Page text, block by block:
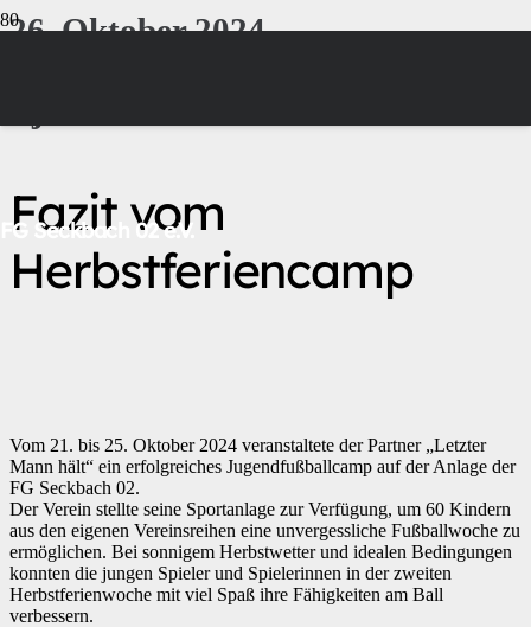
FG Seckbach 02 e.V.
26. Oktober 2024
Fazit vom
Herbstferiencamp
Vom 21. bis 25. Oktober 2024 veranstaltete der Partner „Letzter
Mann hält“ ein erfolgreiches Jugendfußballcamp auf der Anlage der
FG Seckbach 02.
Der Verein stellte seine Sportanlage zur Verfügung, um 60 Kindern
aus den eigenen Vereinsreihen eine unvergessliche Fußballwoche zu
ermöglichen. Bei sonnigem Herbstwetter und idealen Bedingungen
konnten die jungen Spieler und Spielerinnen in der zweiten
Herbstferienwoche mit viel Spaß ihre Fähigkeiten am Ball
verbessern.